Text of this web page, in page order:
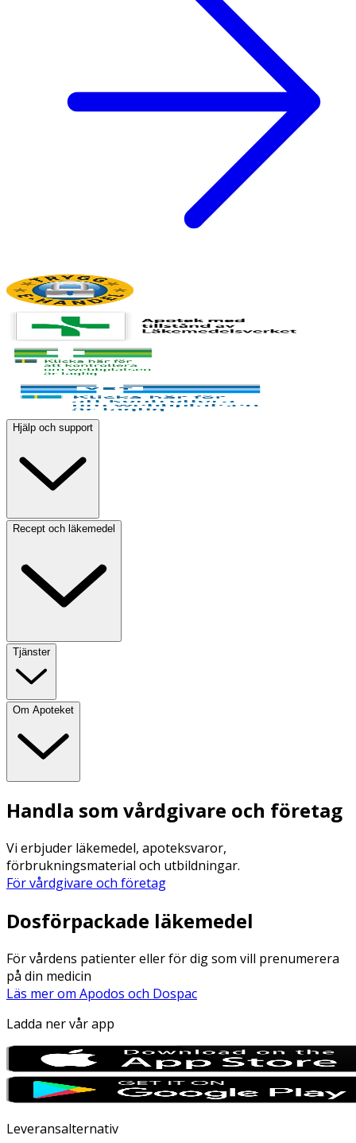
Hjälp och support
Recept och läkemedel
Tjänster
Om Apoteket
Handla som vårdgivare och företag
Vi erbjuder läkemedel, apoteksvaror,
förbrukningsmaterial och utbildningar.
För vårdgivare och företag
Dosförpackade läkemedel
För vårdens patienter eller för dig som vill prenumerera
på din medicin
Läs mer om Apodos och Dospac
Ladda ner vår app
Leveransalternativ